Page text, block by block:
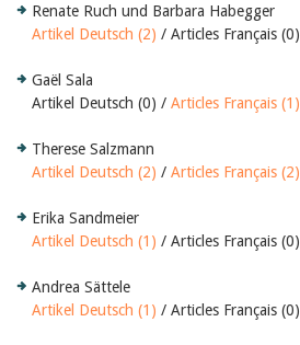
Renate Ruch und Barbara Habegger
Artikel Deutsch (2) / Articles Français (0)
Gaël Sala
Artikel Deutsch (0) / Articles Français (1)
Therese Salzmann
Artikel Deutsch (2) / Articles Français (2)
Erika Sandmeier
Artikel Deutsch (1) / Articles Français (0)
Andrea Sättele
Artikel Deutsch (1) / Articles Français (0)